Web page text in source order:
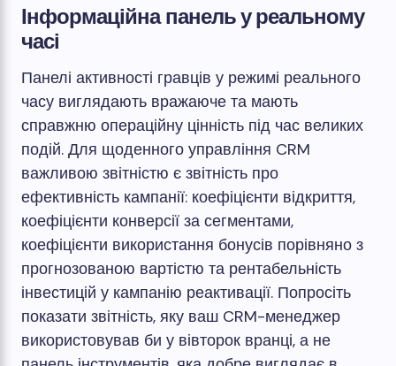
Інформаційна панель у реальному
часі
Панелі активності гравців у режимі реального
часу виглядають вражаюче та мають
справжню операційну цінність під час великих
подій. Для щоденного управління CRM
важливою звітністю є звітність про
ефективність кампанії: коефіцієнти відкриття,
коефіцієнти конверсії за сегментами,
коефіцієнти використання бонусів порівняно з
прогнозованою вартістю та рентабельність
інвестицій у кампанію реактивації. Попросіть
показати звітність, яку ваш CRM-менеджер
використовував би у вівторок вранці, а не